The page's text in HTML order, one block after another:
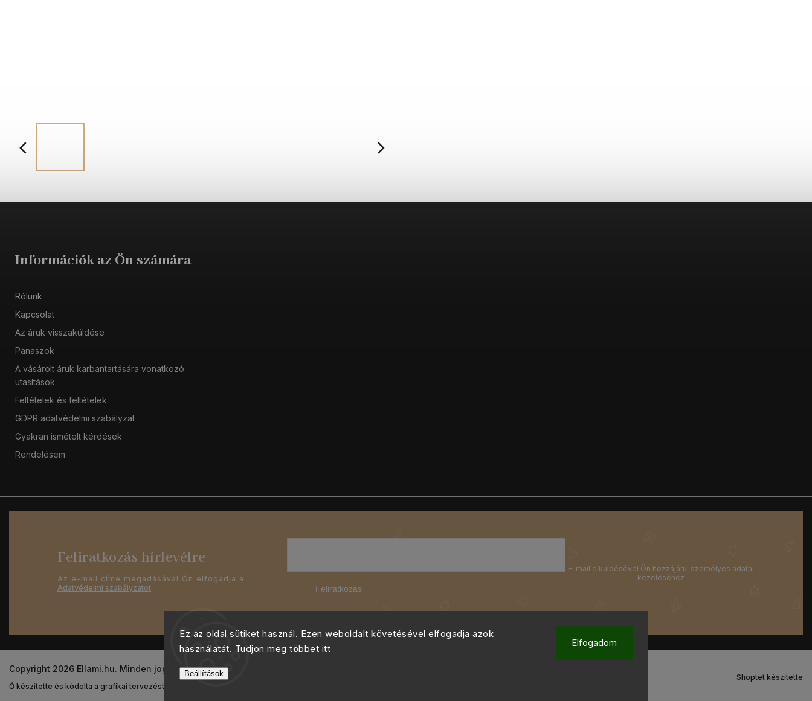
Ez az oldal sütiket használ. Ezen weboldalt követésével elfogadja azok
használatát. Tudjon meg többet itt
Beállítások
Elfogadom
Információk az Ön számára
Rólunk
Kapcsolat
Az áruk visszaküldése
Panaszok
A vásárolt áruk karbantartására vonatkozó
utasítások
Feltételek és feltételek
GDPR adatvédelmi szabályzat
Gyakran ismételt kérdések
Rendelésem
Feliratkozás hírlevélre
Az e-mail címe megadásával Ön elfogadja a
Adatvédelmi szabályzatot. Feliratkozás
Shoptet készítette
Copyright 2026 Ellami.hu. Minden jog fenntartva.
Ő készítette és kódolta a grafikai tervezést